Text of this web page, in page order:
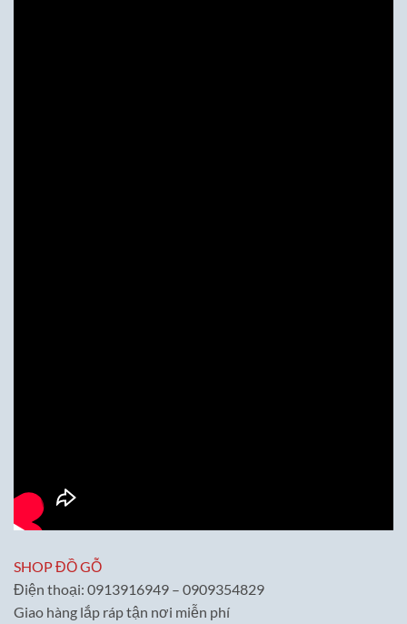
SHOP ĐỒ GỖ
Điện thoại: 0913916949 – 0909354829
Giao hàng lắp ráp tận nơi miễn phí